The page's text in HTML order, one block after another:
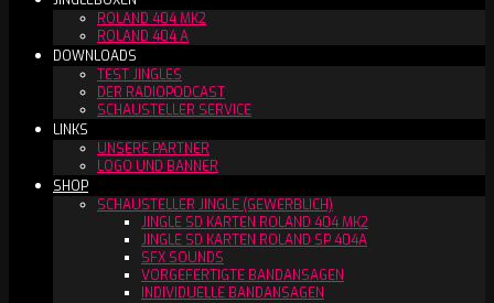
ROLAND 404 MK2
ROLAND 404 A
DOWNLOADS
TEST JINGLES
DER RADIOPODCAST
SCHAUSTELLER SERVICE
LINKS
UNSERE PARTNER
LOGO UND BANNER
SHOP
SCHAUSTELLER JINGLE (GEWERBLICH)
JINGLE SD KARTEN ROLAND 404 MK2
JINGLE SD KARTEN ROLAND SP 404A
SFX SOUNDS
VORGEFERTIGTE BANDANSAGEN
INDIVIDUELLE BANDANSAGEN